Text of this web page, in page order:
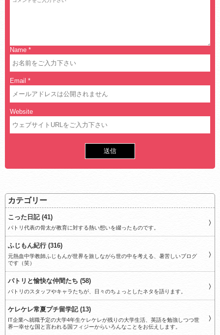
Name *
Email *
Website
カテゴリー
こった日記 (41)
パトリ代表の骨太が教育に対する熱い想いを綴ったものです。
ふじもん紀行 (316)
元熱血中学教師ふじもんが世界を旅しながら世の中を考える、暑苦しいブログ
です（笑）
パトリと愉快な仲間たち (58)
パトリのスタッフやキャラたちが、日々のちょっとしたネタを語ります。
ケレケレ常夏プチ留学記 (13)
IT企業へ就職予定の大学4年生ケレケレが残りの大学生活、英語を勉強しつつ世
界一幸せな国と言われる国フィジーからいろんなことをお伝えします。